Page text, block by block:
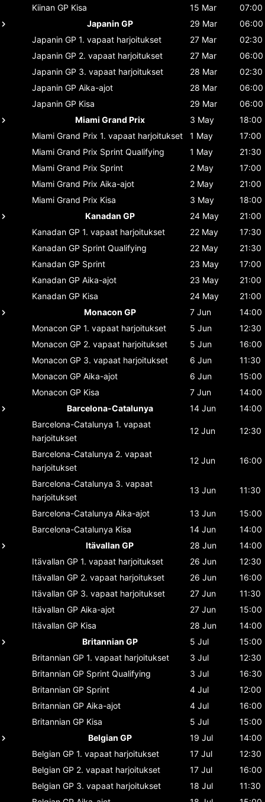
Kiinan GP Kisa 15 Mar
07:00
Japanin GP
29 Mar
06:00
Japanin GP 1. vapaat harjoitukset 27 Mar
02:30
Japanin GP 2. vapaat harjoitukset 27 Mar
06:00
Japanin GP 3. vapaat harjoitukset 28 Mar
02:30
Japanin GP Aika-ajot 28 Mar
06:00
Japanin GP Kisa 29 Mar
06:00
Miami Grand Prix
3 May
18:00
Miami Grand Prix 1. vapaat harjoitukset 1 May
17:00
Miami Grand Prix Sprint Qualifying 1 May
21:30
Miami Grand Prix Sprint 2 May
17:00
Miami Grand Prix Aika-ajot 2 May
21:00
Miami Grand Prix Kisa 3 May
18:00
Kanadan GP
24 May
21:00
Kanadan GP 1. vapaat harjoitukset 22 May
17:30
Kanadan GP Sprint Qualifying 22 May
21:30
Kanadan GP Sprint 23 May
17:00
Kanadan GP Aika-ajot 23 May
21:00
Kanadan GP Kisa 24 May
21:00
Monacon GP
7 Jun
14:00
Monacon GP 1. vapaat harjoitukset 5 Jun
12:30
Monacon GP 2. vapaat harjoitukset 5 Jun
16:00
Monacon GP 3. vapaat harjoitukset 6 Jun
11:30
Monacon GP Aika-ajot 6 Jun
15:00
Monacon GP Kisa 7 Jun
14:00
Barcelona-Catalunya
14 Jun
14:00
Barcelona-Catalunya 1. vapaat
harjoitukset
12 Jun 12:30
Barcelona-Catalunya 2. vapaat
harjoitukset
12 Jun 16:00
Barcelona-Catalunya 3. vapaat
harjoitukset
13 Jun 11:30
Barcelona-Catalunya Aika-ajot 13 Jun
15:00
Barcelona-Catalunya Kisa 14 Jun
14:00
Itävallan GP
28 Jun
14:00
Itävallan GP 1. vapaat harjoitukset 26 Jun
12:30
Itävallan GP 2. vapaat harjoitukset 26 Jun
16:00
Itävallan GP 3. vapaat harjoitukset 27 Jun
11:30
Itävallan GP Aika-ajot 27 Jun
15:00
Itävallan GP Kisa 28 Jun
14:00
Britannian GP
5 Jul
15:00
Britannian GP 1. vapaat harjoitukset 3 Jul
12:30
Britannian GP Sprint Qualifying 3 Jul
16:30
Britannian GP Sprint 4 Jul
12:00
Britannian GP Aika-ajot 4 Jul
16:00
Britannian GP Kisa 5 Jul
15:00
Belgian GP
19 Jul
14:00
Belgian GP 1. vapaat harjoitukset 17 Jul
12:30
Belgian GP 2. vapaat harjoitukset 17 Jul
16:00
Belgian GP 3. vapaat harjoitukset 18 Jul
11:30